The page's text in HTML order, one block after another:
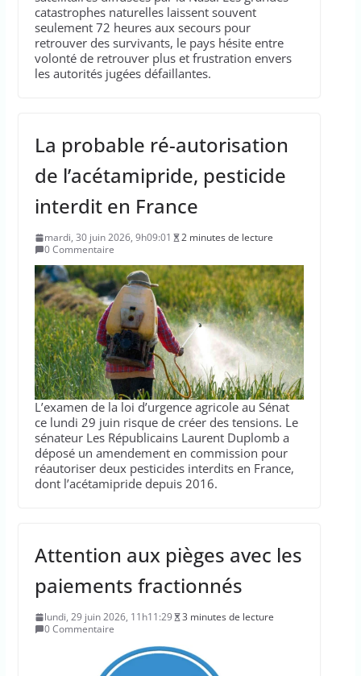
catastrophes naturelles laissent souvent
seulement 72 heures aux secours pour
retrouver des survivants, le pays hésite entre
volonté de retrouver plus et frustration envers
les autorités jugées défaillantes.
La probable ré-autorisation
de l’acétamipride, pesticide
interdit en France
mardi, 30 juin 2026, 9h09:01
2 minutes de lecture
0 Commentaire
L’examen de la loi d’urgence agricole au Sénat
ce lundi 29 juin risque de créer des tensions. Le
sénateur Les Républicains Laurent Duplomb a
déposé un amendement en commission pour
réautoriser deux pesticides interdits en France,
dont l’acétamipride depuis 2016.
Attention aux pièges avec les
paiements fractionnés
lundi, 29 juin 2026, 11h11:29
3 minutes de lecture
0 Commentaire